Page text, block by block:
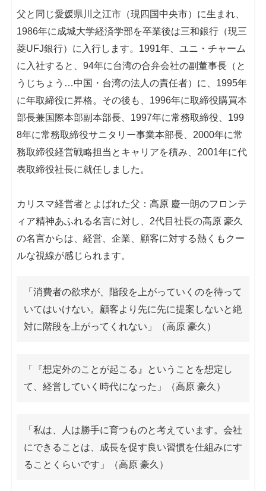
父と同じ愛媛県川之江市（現四国中央市）に生まれ、
1986年に成城大学経済学部を卒業後は三和銀行（現三
菱UFJ銀行）に入行します。1991年、ユニ・チャーム
に入社すると、94年に台湾の合弁会社の副董事長（と
うじちょう…中国・台湾の法人の責任者）に、1995年
に年取締役に昇格。その後も、1996年に取締役購買本
部長兼国際本部副本部長、1997年に常務取締役、199
8年に常務取締役サニタリー事業本部長、2000年に常
務取締役経営戦略担当とキャリアを積み、2001年に代
表取締役社長に就任しました。
カリスマ経営者とよばれた父：高原 慶一朗のフロンテ
ィア精神あふれる名言に対し、2代目社長の高原 豪久
の名言からは、経営、企業、顧客に対する熱くもクー
ルな視線が感じられます。
「消費者の欲求が、階段を上がっていくのを待って
いてはいけない。顧客より先に先に提案しないと絶
対に階段を上がってくれない」（高原 豪久）
「『想定外のことが起こる』ということを想定し
て、経営していく時代になった」（高原 豪久）
「私は、人は勝手に育つものと考えています。会社
にできることは、成長を促す良い習慣を仕組みにす
ることくらいです」（高原 豪久）